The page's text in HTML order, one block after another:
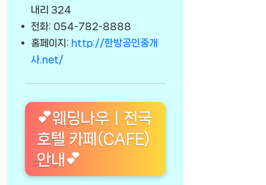
내리 324
전화: 054-782-8888
홈페이지: http://한방공인중개
사.net/
💕웨딩나우ㅣ전국
호텔 카페(CAFE)
안내💕